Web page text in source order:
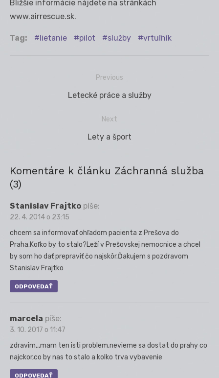
Bližšie informácie nájdete na stránkách
www.airrescue.sk.
Tag: lietanie pilot služby vrtuľník
Previous
Previous
Letecké práce a služby
Next
Next
Lety a šport
Komentáre k článku Záchranná služba
(3)
Stanislav Frajtko píše:
22. 4. 2014 o 23:15
chcem sa informovať ohľadom pacienta z Prešova do
Praha.Koľko by to stalo?Leží v Prešovskej nemocnice a chcel
by som ho dať prepraviť čo najskôr.Ďakujem s pozdravom
Stanislav Frajtko
ODPOVEDAŤ
marcela píše:
3. 10. 2017 o 11:47
zdravim,,,mam ten isti problem,nevieme sa dostat do prahy co
najckor,co by nas to stalo a kolko trva vybavenie
ODPOVEDAŤ